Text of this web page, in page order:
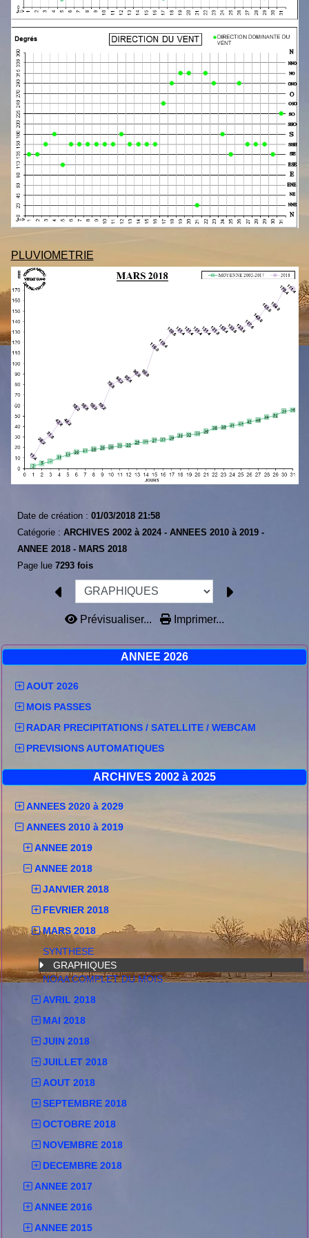
ANNEE 2026
AOUT 2026
MOIS PASSES
RADAR PRECIPITATIONS / SATELLITE / WEBCAM
PREVISIONS AUTOMATIQUES
ARCHIVES 2002 à 2025
ANNEES 2020 à 2029
ANNEES 2010 à 2019
ANNEE 2019
ANNEE 2018
JANVIER 2018
FEVRIER 2018
MARS 2018
SYNTHESE
GRAPHIQUES
NOAA COMPLET DU MOIS
AVRIL 2018
MAI 2018
JUIN 2018
JUILLET 2018
AOUT 2018
SEPTEMBRE 2018
OCTOBRE 2018
NOVEMBRE 2018
DECEMBRE 2018
ANNEE 2017
ANNEE 2016
ANNEE 2015
PLUVIOMETRIE
Date de création : 01/03/2018 21:58
Catégorie : ARCHIVES 2002 à 2024 - ANNEES 2010 à 2019 -
ANNEE 2018 - MARS 2018
Page lue 7293 fois
Prévisualiser... Imprimer...